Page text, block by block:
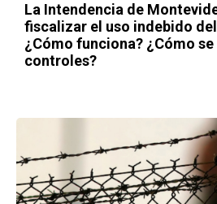
La Intendencia de
fiscalizar el uso indebido
¿Cómo funciona? ¿Cómo
controles?